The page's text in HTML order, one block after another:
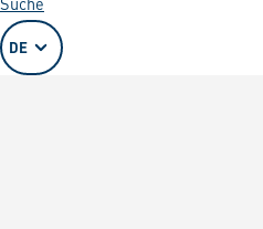
Suche
DE